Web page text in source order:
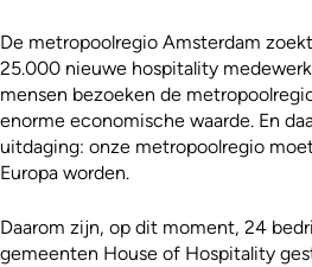
De metropoolregio Amsterdam
25.000 nieuwe hospitality
mensen bezoeken de
enorme economische waarde. En
uitdaging: onze metropoolregio
Europa worden.
Daarom zijn, op dit moment, 24
gemeenten House of Hospitality